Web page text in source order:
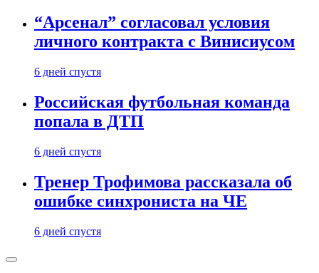
“Арсенал” согласовал условия
личного контракта с Винисиусом
6 дней спустя
Российская футбольная команда
попала в ДТП
6 дней спустя
Тренер Трофимова рассказала об
ошибке синхрониста на ЧЕ
6 дней спустя